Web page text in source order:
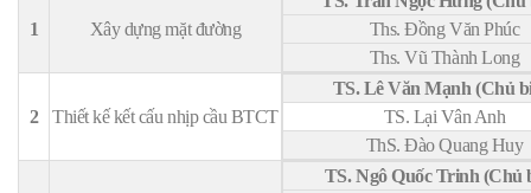
1 Xây dựng mặt đường
Ths. Đồng Văn Phúc
Ths. Vũ Thành Long
2 Thiết kế kết cấu nhịp cầu BTCT
TS. Lê Văn Mạnh (Chủ
TS. Lại Vân Anh
ThS. Đào Quang Huy
TS. Ngô Quốc Trinh (Chủ